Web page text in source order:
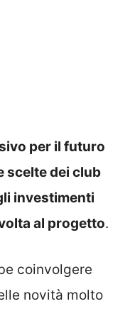
per il futuro
scelte dei club
investimenti
al progetto.
coinvolgere
novità molto